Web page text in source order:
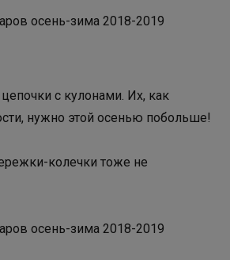
с кулонами. Их, как
нужно этой осенью побольше!
колечки тоже не